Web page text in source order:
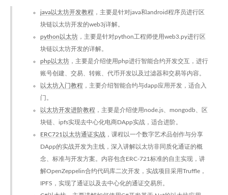
java以太坊开发教程 ，主要是针对java和android程序员进行区
块链以太坊开发的web3j详解。
python以太坊 ，主要是针对python工程师使用web3.py进行区
块链以太坊开发的详解。
php以太坊 ，主要是介绍使用php进行智能合约开发交互，进行
账号创建、交易、转账、代币开发以及过滤器和交易等内容。
以太坊入门教程 ，主要介绍智能合约与dapp应用开发，适合入
门。
以太坊开发进阶教程 ，主要是介绍使用node.js、mongodb、区
块链、ipfs实现去中心化电商DApp实战，适合进阶。
ERC721以太坊通证实战 ，课程以一个数字艺术品创作与分享
DApp的实战开发为主线，深入讲解以太坊非同质化通证的概
念、标准与开发方案。内容包含ERC-721标准的自主实现，讲
解OpenZeppelin合约代码库二次开发，实战项目采用Truffle，
IPFS，实现了通证以及去中心化的通证交易所。